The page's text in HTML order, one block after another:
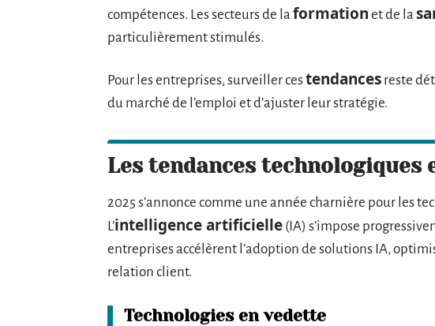
compétences. Les secteurs de la formation et de la
particulièrement stimulés.
Pour les entreprises, surveiller cestendances reste
du marché de l’emploi et d’ajuster leur stratégie.
Les tendances technologiques
2025 s’annonce comme une année charnière pour les
L’intelligence artificielle (IA) s’impose
entreprises accélèrent l’adoption de solutions IA,
relation client.
Technologies en vedette